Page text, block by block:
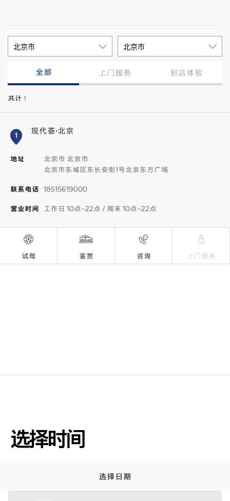
全部 上门服务 到店体验
共计 1
1 现代荟·北京
地址
北京市 北京市
北京市东城区东长安街1号北京东方广场
联系电话 18515619000
营业时间 工作日 10点~22点 / 周末 10点~22点
试驾 鉴赏 咨询 上门服务
选择时间
选择日期